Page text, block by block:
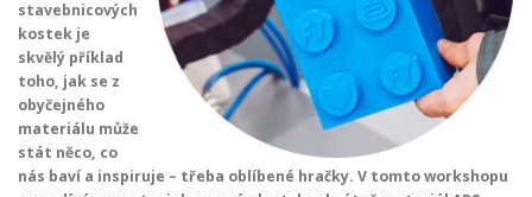
stavebnicových
kostek je
skvělý příklad
toho, jak se z
obyčejného
materiálu může
stát něco, co
nás baví a inspiruje – třeba oblíbené hračky. V tomto workshopu